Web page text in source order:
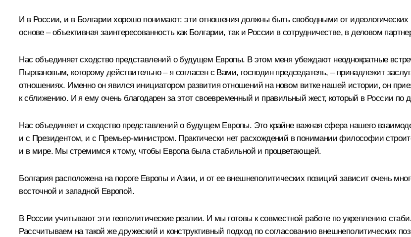
И в России, и в Болгарии хорошо понимают: эти отношения должны быть свободными от
основе – объективная заинтересованность как Болгарии, так и России в сотрудничестве, в деловом
Нас объединяет сходство представлений о будущем Европы. В этом меня убеждают неоднократные
Пырвановым, которому действительно – я согласен с Вами, господин председатель, – принадлежит
отношениях. Именно он явился инициатором развития отношений на новом витке нашей истории, он
к сближению. И я ему очень благодарен за этот своевременный и правильный жест, который в России по
Нас объединяет и сходство представлений о будущем Европы. Это крайне важная сфера нашего
и с Президентом, и с Премьер-министром. Практически нет расхождений в понимании философии
и в мире. Мы стремимся к тому, чтобы Европа была стабильной и процветающей.
Болгария расположена на пороге Европы и Азии, и от ее внешнеполитических позиций зависит очень
восточной и западной Европой.
В России учитывают эти геополитические реалии. И мы готовы к совместной работе по укреплению
Рассчитываем на такой же дружеский и конструктивный подход по согласованию внешнеполитических